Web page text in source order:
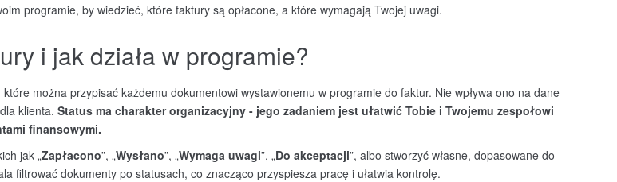
programie, by wiedzieć, które faktury są opłacone, a które wymagają Twojej uwagi.
i jak działa w programie?
można przypisać każdemu dokumentowi wystawionemu w programie do faktur. Nie wpływa ono na dane
klienta. Status ma charakter organizacyjny - jego zadaniem jest ułatwić Tobie i Twojemu zespołowi
finansowymi.
jak „Zapłacono”, „Wysłano”, „Wymaga uwagi”, „Do akceptacji”, albo stworzyć własne, dopasowane do
filtrować dokumenty po statusach, co znacząco przyspiesza pracę i ułatwia kontrolę.